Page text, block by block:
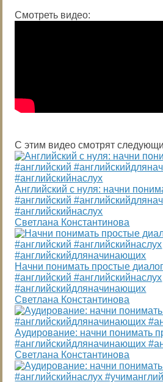
Смотреть видео:
С этим видео смотрят
Английский с нуля: начни
#английский
#английскийнаслух
Светлана Константинова
Начни понимать простые
#английский #английскийнаслух
#английскийдляначинающих
Светлана Константинова
Аудирование: начни понимать
#английскийдляначинающих
Светлана Константинова